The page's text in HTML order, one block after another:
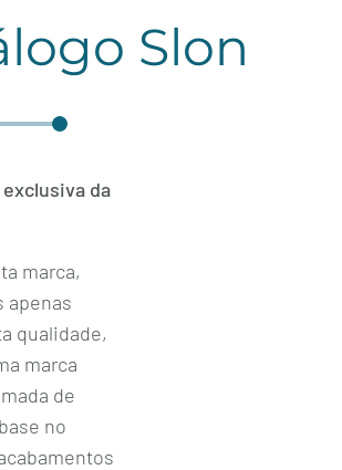
Slon
da
marca,
apenas
qualidade,
marca
de
no